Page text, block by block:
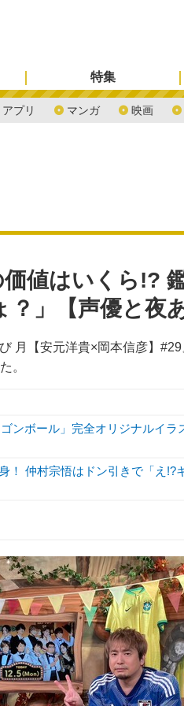
プリ マンガ 映画
特集
値はいくら!?
」【声優と夜
月【安元洋貴×岡本信彦】
。
ンボール」完全オリジナルイ
！ 仲村宗悟はドン引きで「え